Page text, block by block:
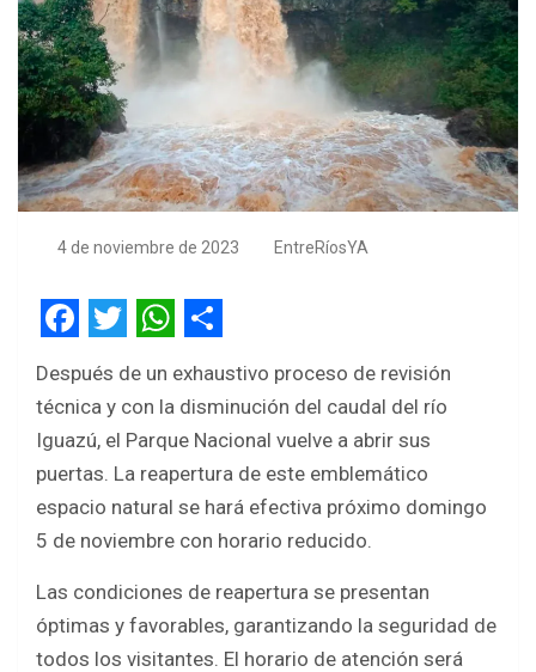
4 de noviembre de 2023 EntreRíosYA
F
a
c
e
b
o
o
k
T
w
i
t
t
e
r
h
a
t
s
A
p
p
S
h
a
r
e
Después de un exhaustivo proceso de revisión
técnica y con la disminución del caudal del río
Iguazú, el Parque Nacional vuelve a abrir sus
puertas. La reapertura de este emblemático
espacio natural se hará efectiva próximo domingo
5 de noviembre con horario reducido.
Las condiciones de reapertura se presentan
óptimas y favorables, garantizando la seguridad de
todos los visitantes. El horario de atención será